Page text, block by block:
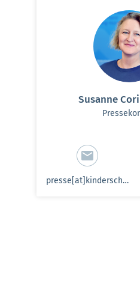
Susanne
presse[at]kinderschutzbund-sh.de